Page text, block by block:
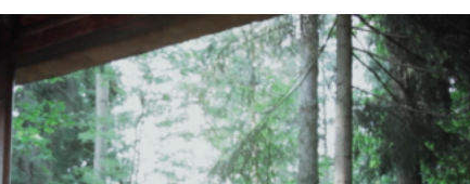
flucht der seele
innerer frieden